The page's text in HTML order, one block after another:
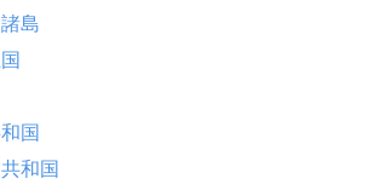
島
国
和国